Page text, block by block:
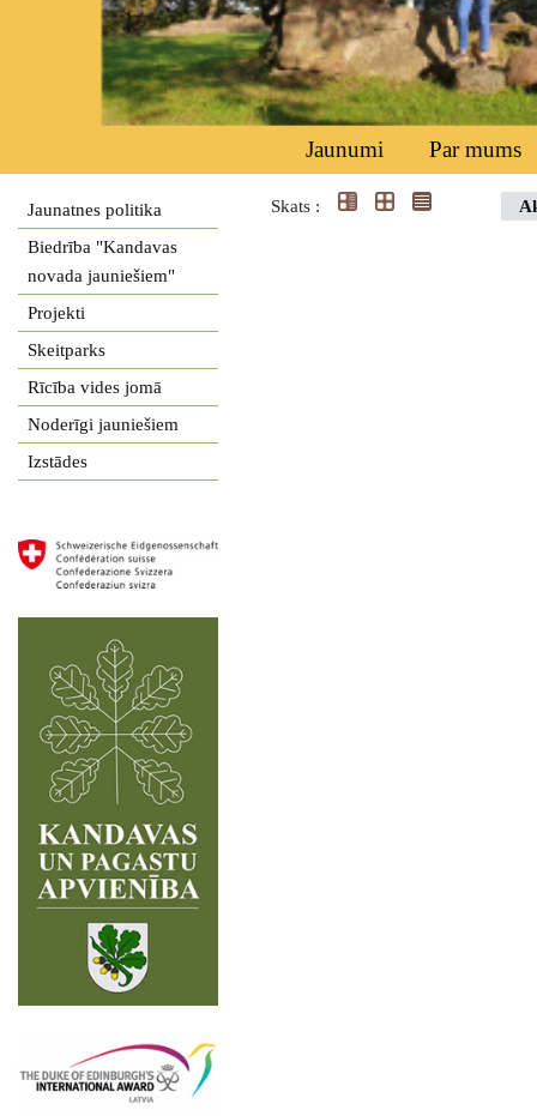
Jaunumi Par mums
Jaunatnes politika
Biedrība "Kandavas
novada jauniešiem"
Projekti
Skeitparks
Rīcība vides jomā
Noderīgi jauniešiem
Izstādes
Skats :